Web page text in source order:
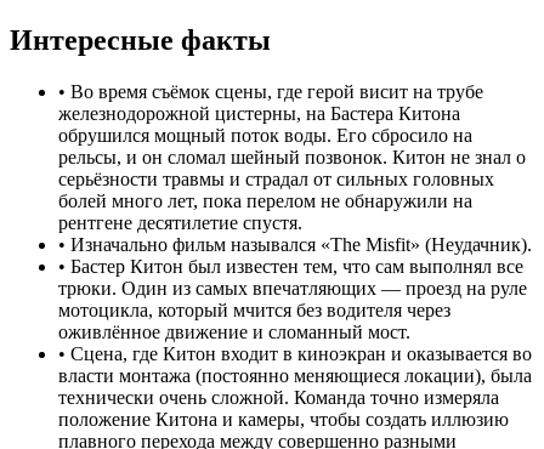
Интересные факты
• Во время съёмок сцены, где герой висит на трубе
железнодорожной цистерны, на Бастера Китона
обрушился мощный поток воды. Его сбросило на
рельсы, и он сломал шейный позвонок. Китон не знал о
серьёзности травмы и страдал от сильных головных
болей много лет, пока перелом не обнаружили на
рентгене десятилетие спустя.
• Изначально фильм назывался «The Misfit» (Неудачник).
• Бастер Китон был известен тем, что сам выполнял все
трюки. Один из самых впечатляющих — проезд на руле
мотоцикла, который мчится без водителя через
оживлённое движение и сломанный мост.
• Сцена, где Китон входит в киноэкран и оказывается во
власти монтажа (постоянно меняющиеся локации), была
технически очень сложной. Команда точно измеряла
положение Китона и камеры, чтобы создать иллюзию
плавного перехода между совершенно разными